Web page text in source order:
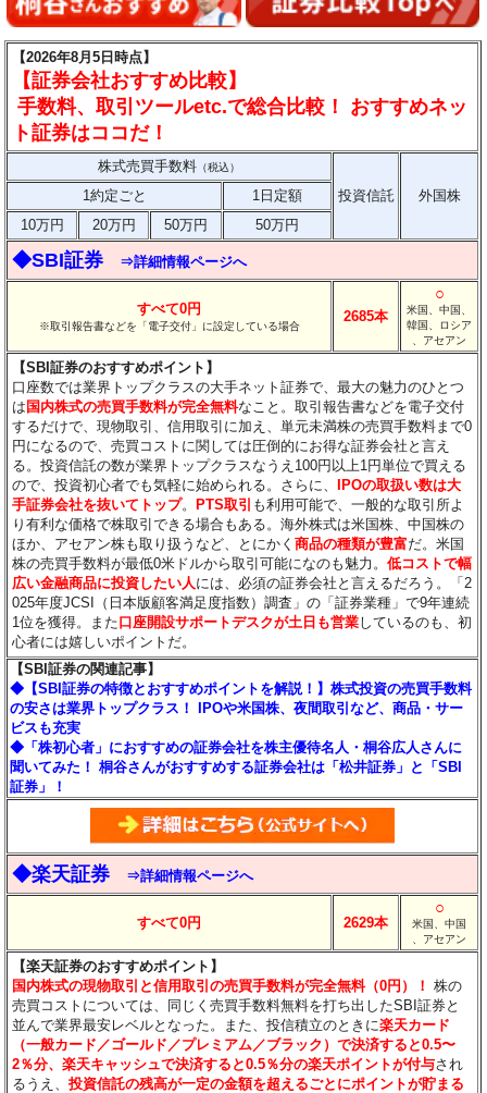
【2026年8月5日時点】
【証券会社おすすめ比較】
手数料、取引ツールetc.で総合比較！ おすすめネッ
ト証券はココだ！
株式売買手数料 （税込）
投資信託 外国株
1約定ごと
1日定額
10万円
20万円 50万円 50万円
◆SBI証券 ⇒詳細情報ページへ
すべて0円
※取引報告書などを「電子交付」に設定している場合
2685本
○
米国、中国、
韓国、ロシア
、アセアン
【SBI証券のおすすめポイント】
口座数では業界トップクラスの大手ネット証券で、最大の魅力のひとつ
は 国内株式の売買手数料が完全無料なこと。取引報告書などを電子交付
するだけで、現物取引、信用取引に加え、単元未満株の売買手数料まで0
円になるので、売買コストに関しては圧倒的にお得な証券会社と言え
る。投資信託の数が業界トップクラスなうえ100円以上1円単位で買える
ので、投資初心者でも気軽に始められる。さらに、
IPOの取扱い数は大
手証券会社を抜いてトップ。 PTS取引 も利用可能で、一般的な取引所よ
り有利な価格で株取引できる場合もある。海外株式は米国株、中国株の
ほか、アセアン株も取り扱うなど、とにかく商品の種類が豊富だ。米国
株の売買手数料が最低0米ドルから取引可能になのも魅力。低コストで幅
広い金融商品に投資したい人 には、必須の証券会社と言えるだろう。「2
025年度JCSI（日本版顧客満足度指数）調査」の「証券業種」で9年連続
1位を獲得。また口座開設サポートデスクが土日も営業しているのも、初
心者には嬉しいポイントだ。
【SBI証券の関連記事】
◆【SBI証券の特徴とおすすめポイントを解説！】株式投資の売買手数料
の安さは業界トップクラス！ IPOや米国株、夜間取引など、商品・サー
ビスも充実
◆「株初心者」におすすめの証券会社を株主優待名人・桐谷広人さんに
聞いてみた！ 桐谷さんがおすすめする証券会社は「松井証券」と「SBI
証券」！
◆楽天証券 ⇒詳細情報ページへ
すべて0円 2629本
○
米国、中国
、アセアン
【楽天証券のおすすめポイント】
国内株式の現物取引と信用取引の売買手数料が完全無料（0円）！ 株の
売買コストについては、同じく売買手数料無料を打ち出したSBI証券と
並んで業界最安レベルとなった。また、投信積立のときに楽天カード
（一般カード／ゴールド／プレミアム／ブラック）で決済すると0.5〜
2％分、楽天キャッシュで決済すると0.5％分の楽天ポイントが付与され
るうえ、投資信託の残高が一定の金額を超えるごとにポイントが貯まる